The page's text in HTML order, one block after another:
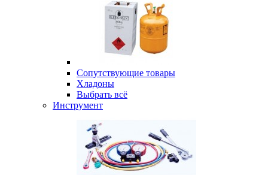
Сопутствующие товары
Хладоны
Выбрать всё
Инструмент